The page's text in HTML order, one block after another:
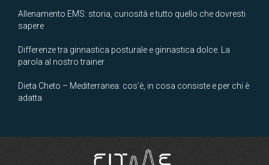
Allenamento EMS: storia, curiosità e tutto quello che dovresti
sapere
Differenze tra ginnastica posturale e ginnastica dolce. La
parola al nostro trainer
Dieta Cheto – Mediterranea: cos’è, in cosa consiste e per chi è
adatta